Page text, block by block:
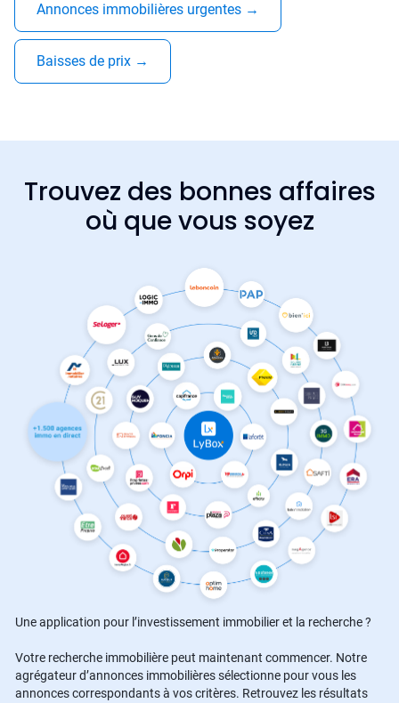
Annonces immobilières urgentes →
Baisses de prix →
Trouvez des bonnes affaires
où que vous soyez
Une application pour l’investissement immobilier et la recherche ?
Votre recherche immobilière peut maintenant commencer. Notre
agrégateur d’annonces immobilières sélectionne pour vous les
annonces correspondants à vos critères. Retrouvez les résultats